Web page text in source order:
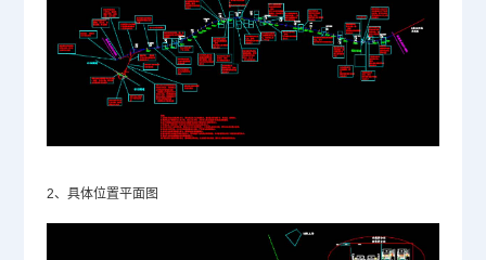
2、具体位置平面图